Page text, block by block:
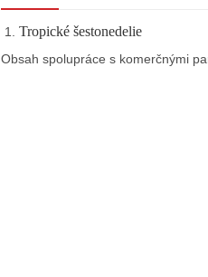
Tropické šestonedelie
Obsah spolupráce s komerčnými